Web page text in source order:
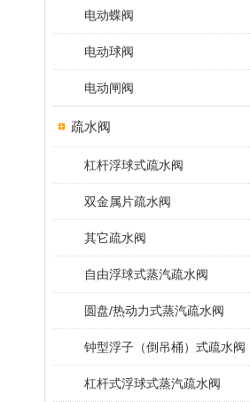
电动蝶阀
电动球阀
电动闸阀
疏水阀
杠杆浮球式疏水阀
双金属片疏水阀
其它疏水阀
自由浮球式蒸汽疏水阀
圆盘/热动力式蒸汽疏水阀
钟型浮子（倒吊桶）式疏水阀
杠杆式浮球式蒸汽疏水阀